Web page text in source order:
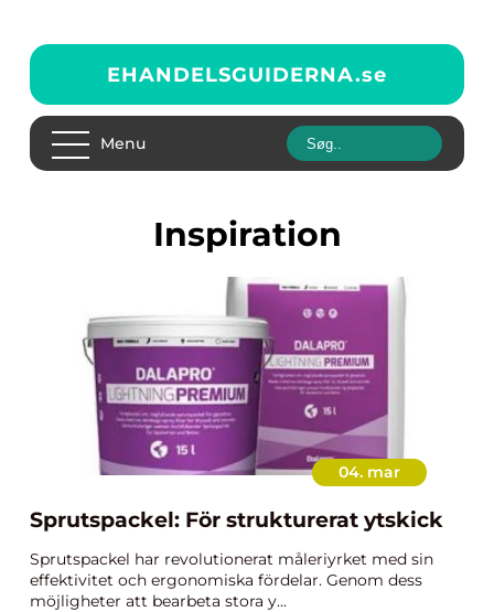
EHANDELSGUIDERNA.se
Menu
inspiration
04. mar
Sprutspackel: För strukturerat ytskick
Sprutspackel har revolutionerat måleriyrket med sin
effektivitet och ergonomiska fördelar. Genom dess
möjligheter att bearbeta stora y...